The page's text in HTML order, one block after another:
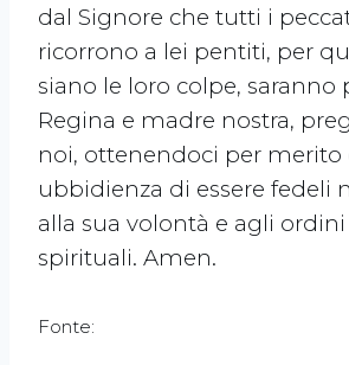
dal Signore che tutti i
ricorrono a lei pentiti, per
siano le loro colpe, saranno
Regina e madre nostra,
noi, ottenendoci per merito
ubbidienza di essere fedeli
alla sua volontà e agli
spirituali. Amen.
Fonte: